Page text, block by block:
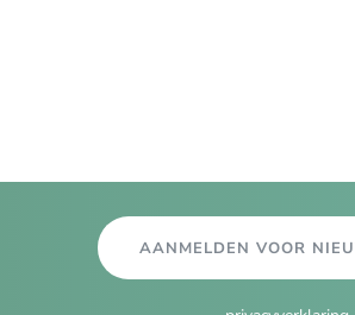
AANMELDEN VOOR